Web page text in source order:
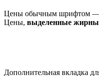
Цены обычным шрифтом
Цены, выделенные
Дополнительная вкладка